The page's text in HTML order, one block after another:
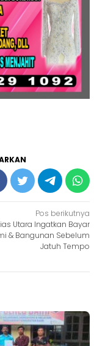
Pos berikutnya
Utara Ingatkan Bayar
& Bangunan Sebelum
Jatuh Tempo